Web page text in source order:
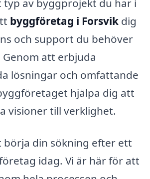
typ av byggprojekt du har i
byggföretag i Forsvik dig
och support du behöver
att erbjuda
lösningar och omfattande
hjälpa dig att
visioner till verklighet.
börja din sökning efter ett
idag. Vi är här för att